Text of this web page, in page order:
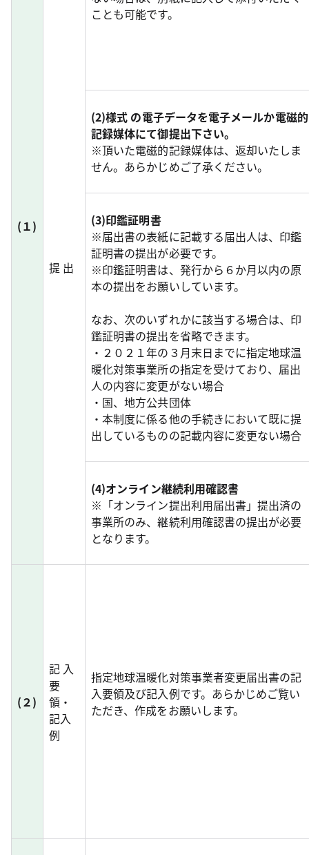
(１)
提 出
ことも可能です。
(2)様式 の電子データを電子メールか電磁的
記録媒体にて御提出下さい。
※頂いた電磁的記録媒体は、返却いたしま
せん。あらかじめご了承ください。
(3)印鑑証明書
※届出書の表紙に記載する届出人は、印鑑
証明書の提出が必要です。
※印鑑証明書は、発行から６か月以内の原
本の提出をお願いしています。
なお、次のいずれかに該当する場合は、印
鑑証明書の提出を省略できます。
・２０２１年の３月末日までに指定地球温
暖化対策事業所の指定を受けており、届出
人の内容に変更がない場合
・国、地方公共団体
・本制度に係る他の手続きにおいて既に提
出しているものの記載内容に変更ない場合
(4)オンライン継続利用確認書
※「オンライン提出利用届出書」提出済の
事業所のみ、継続利用確認書の提出が必要
となります。
(２)
記 入
要
領・
記入
例
指定地球温暖化対策事業者変更届出書の記
入要領及び記入例です。あらかじめご覧い
ただき、作成をお願いします。